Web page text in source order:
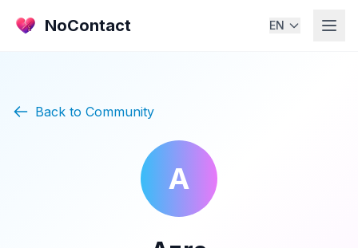
NoContact EN
Back to Community
A